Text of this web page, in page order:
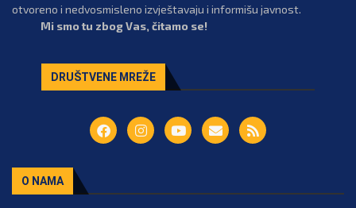
otvoreno i nedvosmisleno izvještavaju i informišu javnost.
Mi smo tu zbog Vas, čitamo se!
DRUŠTVENE MREŽE
O NAMA